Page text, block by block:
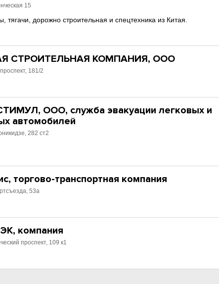
15
тягачи, дорожно строительная и спецтехника из Китая.
СТРОИТЕЛЬНАЯ КОМПАНИЯ, ООО
181/2
ООО, служба эвакуации легковых и
автомобилей
282 ст2
торгово-транспортная компания
53а
компания
проспект, 109 к1